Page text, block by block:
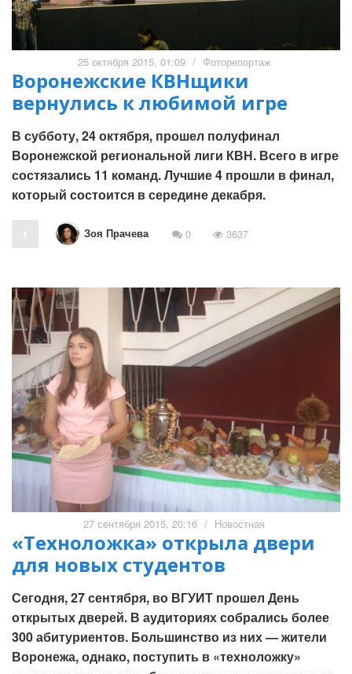
25 октября 2015, 01:09 / Фоторепортаж
Воронежские КВНщики
вернулись к любимой игре
В субботу, 24 октября, прошел полуфинал
Воронежской региональной лиги КВН. Всего в игре
состязались 11 команд. Лучшие 4 прошли в финал,
который состоится в середине декабря.
1 Зоя Прачева 0 3637
27 сентября 2015, 20:16 / Новостная
«Техноложка» открыла двери
для новых студентов
Сегодня, 27 сентября, во ВГУИТ прошел День
открытых дверей. В аудиториях собрались более
300 абитуриентов. Большинство из них — жители
Воронежа, однако, поступить в «техноложку»